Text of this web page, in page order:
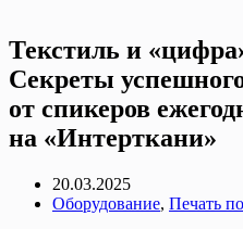
Текстиль и
Секреты
от спикеров
на «Интерткани»
20.03.2025
Оборудование, Печать